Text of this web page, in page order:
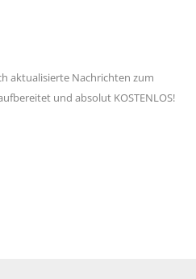
aktualisierte Nachrichten zum
und absolut KOSTENLOS!